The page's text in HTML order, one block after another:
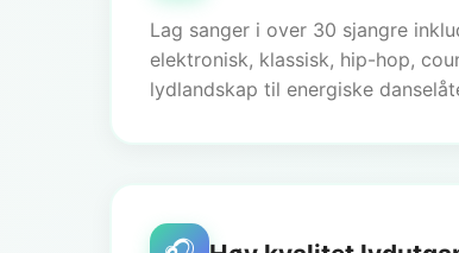
Lag sanger i over 30 sjangre
elektronisk, klassisk, hip-hop,
lydlandskap til energiske